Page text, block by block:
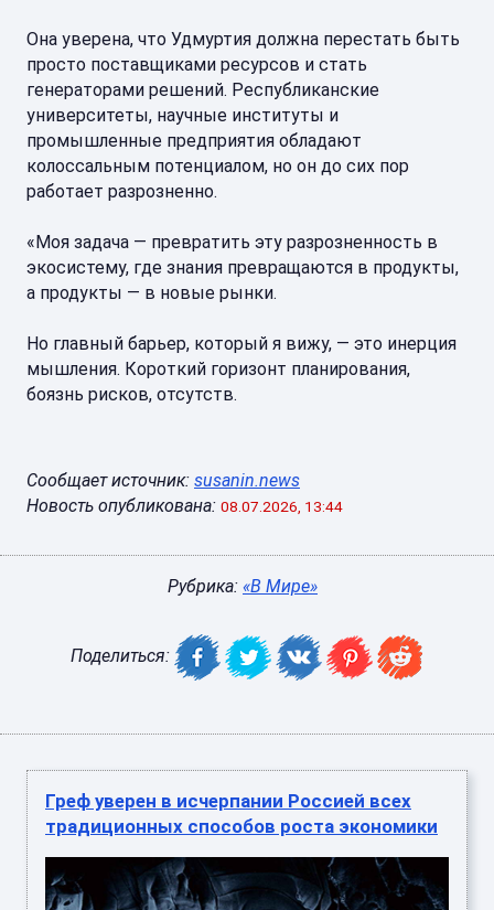
Она уверена, что Удмуртия должна перестать быть
просто поставщиками ресурсов и стать
генераторами решений. Республиканские
университеты, научные институты и
промышленные предприятия обладают
колоссальным потенциалом, но он до сих пор
работает разрозненно.
«Моя задача — превратить эту разрозненность в
экосистему, где знания превращаются в продукты,
а продукты — в новые рынки.
Но главный барьер, который я вижу, — это инерция
мышления. Короткий горизонт планирования,
боязнь рисков, отсутств.
Сообщает источник: susanin.news
Новость опубликована: 08.07.2026, 13:44
Рубрика: «В Мире»
Поделиться:
Греф уверен в исчерпании Россией всех
традиционных способов роста экономики